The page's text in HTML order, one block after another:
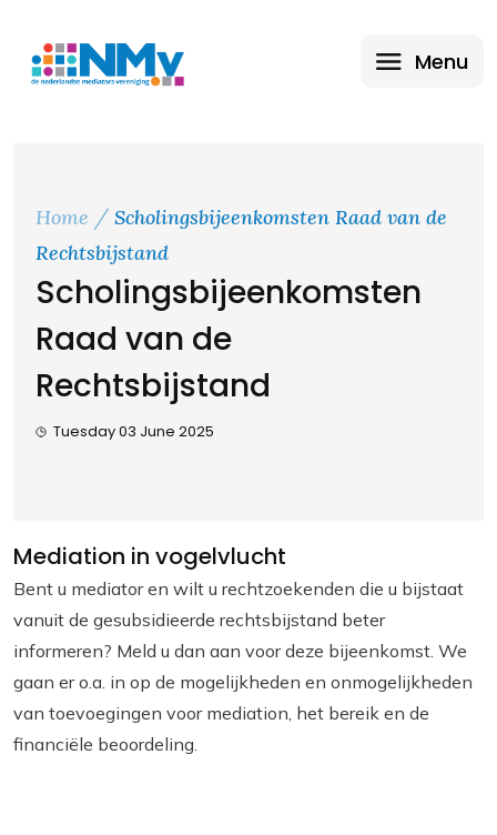
Menu
Home
Scholingsbijeenkomsten Raad van de
Rechtsbijstand
Scholingsbijeenkomsten
Raad van de
Rechtsbijstand
Tuesday 03 June 2025
Mediation in vogelvlucht
Bent u mediator en wilt u rechtzoekenden die u bijstaat
vanuit de gesubsidieerde rechtsbijstand beter
informeren? Meld u dan aan voor deze bijeenkomst. We
gaan er o.a. in op de mogelijkheden en onmogelijkheden
van toevoegingen voor mediation, het bereik en de
financiële beoordeling.